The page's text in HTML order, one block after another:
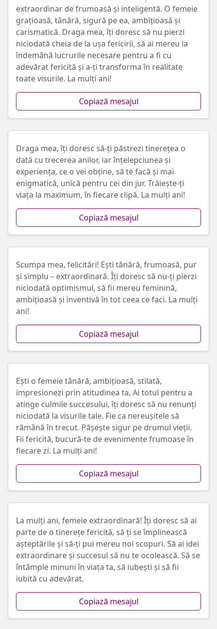
extraordinar de frumoasă și inteligentă. O femeie
grațioasă, tânără, sigură pe ea, ambițioasă și
carismatică. Draga mea, îți doresc să nu pierzi
niciodată cheia de la ușa fericirii, să ai mereu la
îndemână lucrurile necesare pentru a fi cu
adevărat fericită și a-ți transforma în realitate
toate visurile. La mulți ani!
Copiază mesajul
Draga mea, îți doresc să-ți păstrezi tinerețea o
dată cu trecerea anilor, iar înțelepciunea și
experiența, ce o vei obține, să te facă și mai
enigmatică, unică pentru cei din jur. Trăiește-ți
viața la maximum, în fiecare clipă. La mulți ani!
Copiază mesajul
Scumpa mea, felicitări! Ești tânără, frumoasă, pur
și simplu – extraordinară. Îți doresc să nu-ți pierzi
niciodată optimismul, să fii mereu feminină,
ambițioasă și inventivă în tot ceea ce faci. La mulți
ani!
Copiază mesajul
Ești o femeie tânără, ambițioasă, stilată,
impresionezi prin atitudinea ta, Ai totul pentru a
atinge culmile succesului, îți doresc să nu renunți
niciodată la visurile tale. Fie ca nereușitele să
rămână în trecut. Pășește sigur pe drumul vieții.
Fii fericită, bucură-te de evenimente frumoase în
fiecare zi. La mulți ani!
Copiază mesajul
La mulți ani, femeie extraordinară! Îți doresc să ai
parte de o tinerețe fericită, să ți se împlinească
așteptările și să-ți pui mereu noi scopuri. Să ai idei
extraordinare și succesul să nu te ocolească. Să se
întâmple minuni în viața ta, să iubești și să fii
iubită cu adevărat.
Copiază mesajul